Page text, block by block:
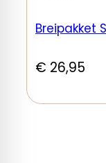
Breipakket
€ 26,95